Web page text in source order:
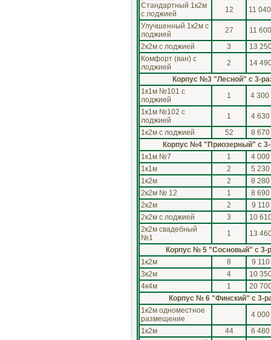
Стандартный 1к2м
с лоджией
12
11
Улучшенный 1к2м с
лоджией
27
11 600
2к2м с лоджией
3
13
Комфорт (ван) с
лоджией
2
14
Корпус №3 "Лесной" с 3-
1к1м №101 с
лоджией
1
4 300
1к1м №102 с
лоджией
1
4 630
1к2м с лоджией
52
8 670
Корпус №4 "Приозерный" с
1к1м №7
1
4 000
1к1м
2
5 230
1к2м
2
8 280
2к2м № 12
1
8 690
2к2м
2
9 110
2к2м с лоджией
3
10
2к2м свадебный
№1
1
13
Корпус № 5 "Сосновый" с 3-
1к2м
8
9 110
3к2м
4
10
4к4м
1
20
Корпус № 6 "Финский" с 3-
1к2м одноместное
размещение
4 000
1к2м
44
6 480